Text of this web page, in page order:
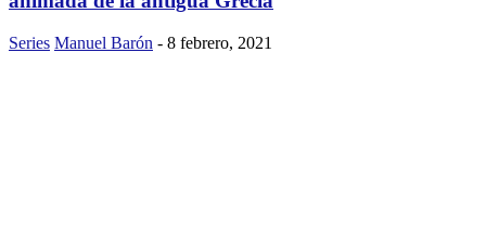
Series Manuel Barón - 8 febrero, 2021